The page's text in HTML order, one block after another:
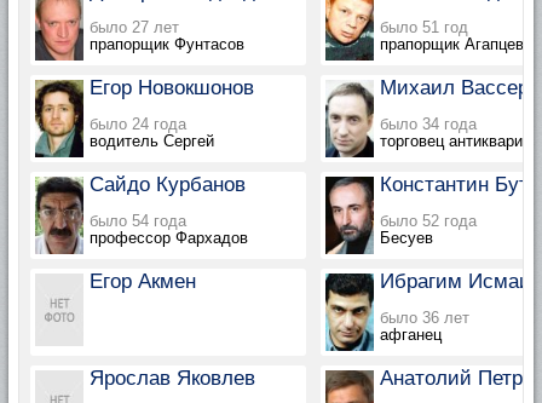
было 27 лет
прапорщик Фунтасов
было 51 год
прапорщик Агапцев
Егор Новокшонов
было 24 года
водитель Сергей
Михаил
было 34 года
торговец
Сайдо Курбанов
было 54 года
профессор Фархадов
Константин
было 52 года
Бесуев
Егор Акмен Ибрагим
было 36 лет
афганец
Ярослав Яковлев Анатолий